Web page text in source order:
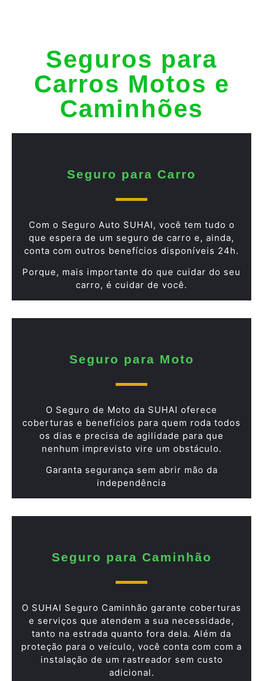
Seguros para
Carros Motos e
Caminhões
Seguro para Carro
Com o Seguro Auto SUHAI, você tem tudo o
que espera de um seguro de carro e, ainda,
conta com outros benefícios disponíveis 24h.
Porque, mais importante do que cuidar do seu
carro, é cuidar de você.
Seguro para Moto
O Seguro de Moto da SUHAI oferece
coberturas e benefícios para quem roda todos
os dias e precisa de agilidade para que
nenhum imprevisto vire um obstáculo.
Garanta segurança sem abrir mão da
independência
Seguro para Caminhão
O SUHAI Seguro Caminhão garante coberturas
e serviços que atendem a sua necessidade,
tanto na estrada quanto fora dela. Além da
proteção para o veículo, você conta com com a
instalação de um rastreador sem custo
adicional.